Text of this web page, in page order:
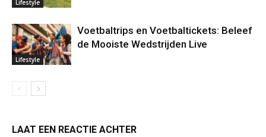
Lifestyle
Lifestyle
Voetbaltrips en Voetbaltickets: Beleef
de Mooiste Wedstrijden Live
LAAT EEN REACTIE ACHTER